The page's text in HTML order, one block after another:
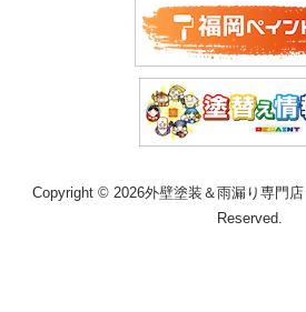
Copyright © 2026外壁塗装＆雨漏り専門
Reserved.